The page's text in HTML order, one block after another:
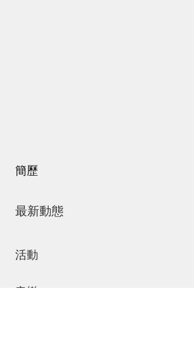
簡歷
最新動態
活動
音樂